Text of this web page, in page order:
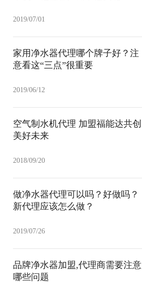
2019/07/01
家用净水器代理哪个牌子好？注
意看这“三点”很重要
2019/06/12
空气制水机代理 加盟福能达共创
美好未来
2018/09/20
做净水器代理可以吗？好做吗？
新代理应该怎么做？
2019/07/26
品牌净水器加盟,代理商需要注意
哪些问题